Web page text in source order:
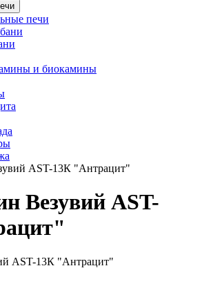
печи
и биокамины
AST-13К "Антрацит"
Везувий AST-